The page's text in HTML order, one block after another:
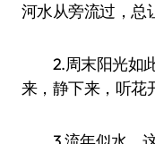
河水从旁流过，总
2.周末阳光如此
来，静下来，听花